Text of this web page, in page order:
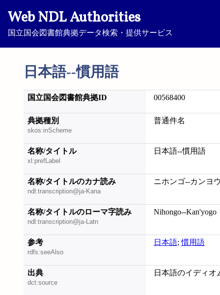
Web NDL Authorities
国立国会図書館典拠データ検索・提供サービス
日本語--慣用語
国立国会図書館典拠ID 00568400
典拠種別
skos:inScheme
普通件名
名称/タイトル
xl:prefLabel
日本語--慣用語
名称/タイトルのカナ読み
ndl:transcription@ja-Kana
ニホンゴ--カンヨ
名称/タイトルのローマ字読み
ndl:transcription@ja-Latn
Nihongo--Kan'yogo
参考
rdfs:seeAlso
日本語;慣用語
出典
dct:source
日本語のイディオ